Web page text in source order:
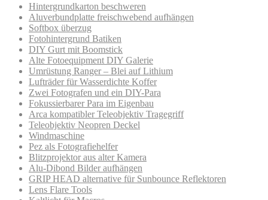
Hintergrundkarton beschweren
Aluverbundplatte freischwebend aufhängen
Softbox überzug
Fotohintergrund Batiken
DIY Gurt mit Boomstick
Alte Fotoequipment DIY Galerie
Umrüstung Ranger – Blei auf Lithium
Lufträder für Wasserdichte Koffer
Zwei Fotografen und ein DIY-Para
Fokussierbarer Para im Eigenbau
Arca kompatibler Teleobjektiv Tragegriff
Teleobjektiv Neopren Deckel
Windmaschine
Pez als Fotografiehelfer
Blitzprojektor aus alter Kamera
Alu-Dibond Bilder aufhängen
GRIP HEAD alternative für Sunbounce Reflektoren
Lens Flare Tools